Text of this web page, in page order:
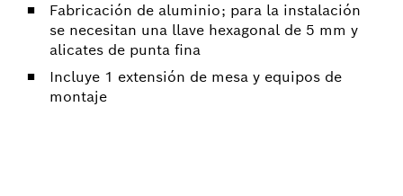
Fabricación de aluminio; para la instalación
se necesitan una llave hexagonal de 5 mm y
alicates de punta fina
Incluye 1 extensión de mesa y equipos de
montaje